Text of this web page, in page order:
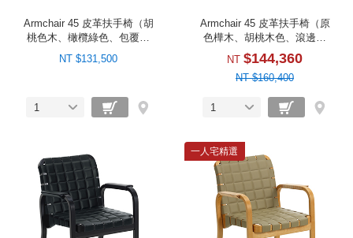
Armchair 45 皮革扶手椅（胡
桃色木、橄欖綠色、包覆扶
手）
NT $131,500
1
Armchair 45 皮革扶手椅（原
色樺木、胡桃木色、滾邊扶
手）
NT $144,360
NT $160,400
1
一人宅精選